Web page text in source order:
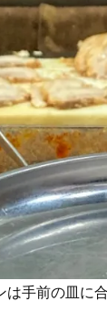
手前の皿に